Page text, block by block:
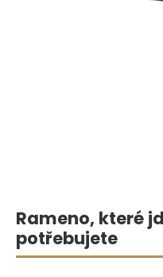
Rameno, které
potřebujete